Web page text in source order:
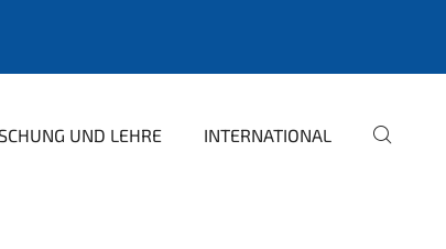
UND LEHRE INTERNATIONAL